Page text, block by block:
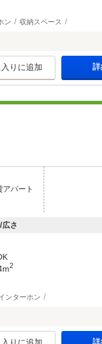
ン 収納スペース
りに追加
アパート
広さ
2
ンターホン